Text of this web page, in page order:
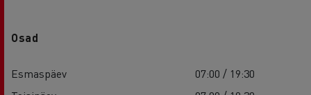
Osad
Esmaspäev
07:00 / 19:30